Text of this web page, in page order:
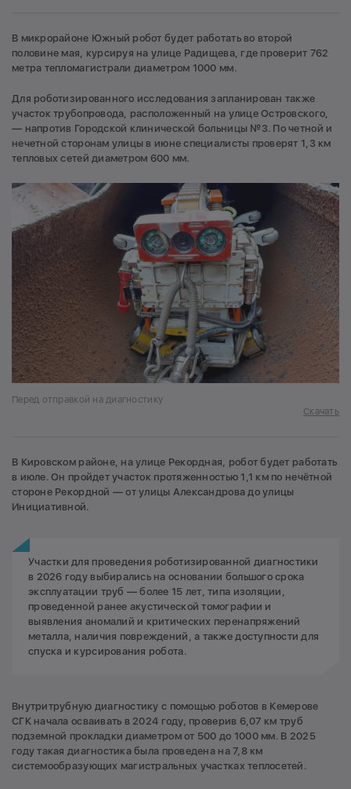
В микрорайоне Южный робот будет работать во второй
половине мая, курсируя на улице Радищева, где проверит 762
метра тепломагистрали диаметром 1000 мм.
Для роботизированного исследования запланирован также
участок трубопровода, расположенный на улице Островского,
— напротив Городской клинической больницы №3. По четной и
нечетной сторонам улицы в июне специалисты проверят 1,3 км
тепловых сетей диаметром 600 мм.
Перед отправкой на диагностику
Скачать
В Кировском районе, на улице Рекордная, робот будет работать
в июле. Он пройдет участок протяженностью 1,1 км по нечётной
стороне Рекордной — от улицы Александрова до улицы
Инициативной.
Участки для проведения роботизированной диагностики
в 2026 году выбирались на основании большого срока
эксплуатации труб — более 15 лет, типа изоляции,
проведенной ранее акустической томографии и
выявления аномалий и критических перенапряжений
металла, наличия повреждений, а также доступности для
спуска и курсирования робота.
Внутритрубную диагностику с помощью роботов в Кемерове
СГК начала осваивать в 2024 году, проверив 6,07 км труб
подземной прокладки диаметром от 500 до 1000 мм. В 2025
году такая диагностика была проведена на 7,8 км
системообразующих магистральных участках теплосетей.